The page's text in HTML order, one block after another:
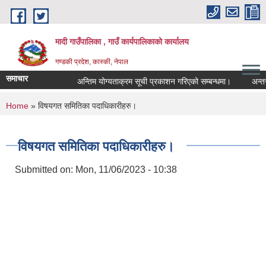
Skip to main content
मादी गाउँपालिका , गाउँ कार्यपालिकाको कार्यालय
गण्डकी प्रदेश, कास्की, नेपाल
समाचार अन्तिम योग्यताक्रम सूची प्रकाशन गरिएको सम्बन्धमा।
You are here
Home » विषयगत समितिका पदाधिकारीहरु।
विषयगत समितिका पदाधिकारीहरु।
Submitted on: Mon, 11/06/2023 - 10:38